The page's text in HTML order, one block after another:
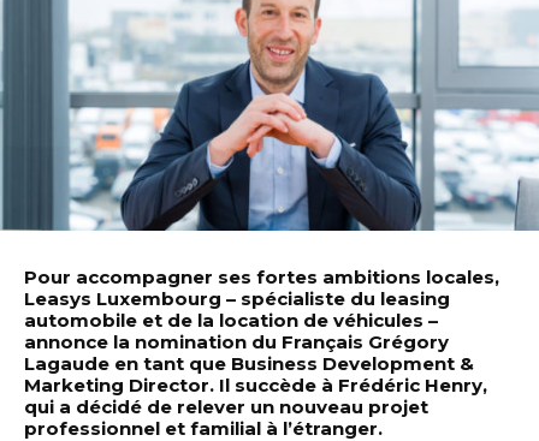
Pour accompagner ses fortes ambitions locales,
Leasys Luxembourg – spécialiste du leasing
automobile et de la location de véhicules –
annonce la nomination du Français Grégory
Lagaude en tant que Business Development &
Marketing Director. Il succède à Frédéric Henry,
qui a décidé de relever un nouveau projet
professionnel et familial à l’étranger.